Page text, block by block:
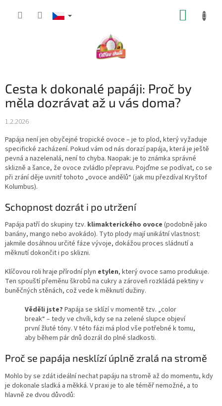
Cesta k dokonalé papáji: Proč by
měla dozrávat až u vás doma?
1.2.2026
Papája není jen obyčejné tropické ovoce – je to plod, který vyžaduje
specifické zacházení. Pokud vám od nás dorazí papája, která je ještě
pevná a nazelenalá, není to chyba. Naopak: je to známka správné
sklizně a šance, že ovoce zvládlo přepravu. Pojďme se podívat, co se
při zrání děje uvnitř tohoto „ovoce andělů“ (jak mu přezdíval Kryštof
Kolumbus).
Schopnost dozrát i po utržení
Papája patří do skupiny tzv. klimakterického ovoce (podobně jako
banány, mango nebo avokádo). Tyto plody mají unikátní vlastnost:
jakmile dosáhnou určité fáze vývoje, dokážou proces sládnutí a
měknutí dokončit i po sklizni.
Klíčovou roli hraje přírodní plyn etylen, který ovoce samo produkuje.
Ten spouští přeměnu škrobů na cukry a zároveň rozkládá pektiny v
buněčných stěnách, což vede k měknutí dužiny.
Věděli jste? Papája se sklízí v momentě tzv. „color
break“ – tedy ve chvíli, kdy se na zelené slupce objeví
první žluté tóny. V této fázi má plod vše potřebné k tomu,
aby během pár dnů dozrál do plné sladkosti.
Proč se papája nesklízí úplně zralá na stromě
Mohlo by se zdát ideální nechat papáju na stromě až do momentu, kdy
je dokonale sladká a měkká. V praxi je to ale téměř nemožné, a to
hlavně ze dvou důvodů: